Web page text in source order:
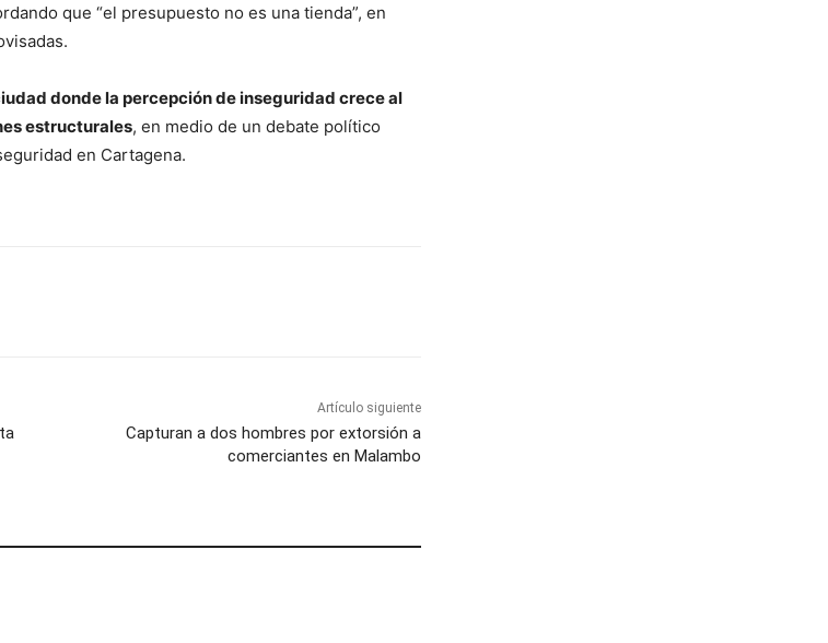
que “el presupuesto no es una tienda”, en
donde la percepción de inseguridad crece al
estructurales, en medio de un debate político
en Cartagena.
Artículo siguiente
Capturan a dos hombres por extorsión a
comerciantes en Malambo